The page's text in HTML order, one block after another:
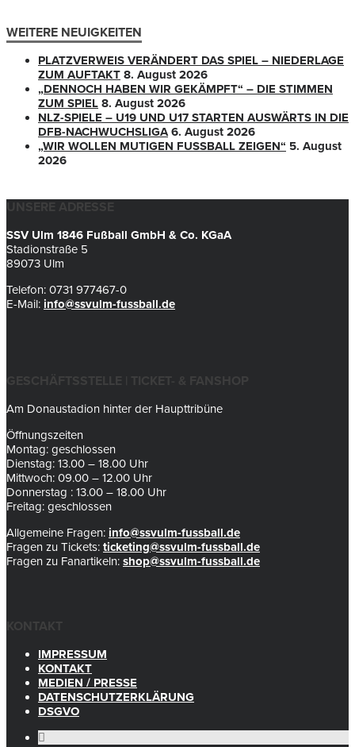
WEITERE NEUIGKEITEN
PLATZVERWEIS VERÄNDERT DAS SPIEL – NIEDERLAGE
ZUM AUFTAKT 8. August 2026
„DENNOCH HABEN WIR GEKÄMPFT“ – DIE STIMMEN
ZUM SPIEL 8. August 2026
NLZ-SPIELE – U19 UND U17 STARTEN AUSWÄRTS IN DIE
DFB-NACHWUCHSLIGA 6. August 2026
„WIR WOLLEN MUTIGEN FUSSBALL ZEIGEN“
5. August
2026
UNSERE ADRESSE
SSV Ulm 1846 Fußball GmbH & Co. KGaA
Stadionstraße 5
89073 Ulm
Telefon: 0731 977467-0
E-Mail: info@ssvulm-fussball.de
GESCHÄFTSSTELLE | TICKET- & FANSHOP
Am Donaustadion hinter der Haupttribüne
Öffnungszeiten
Montag: geschlossen
Dienstag: 13.00 – 18.00 Uhr
Mittwoch: 09.00 – 12.00 Uhr
Donnerstag : 13.00 – 18.00 Uhr
Freitag: geschlossen
Allgemeine Fragen: info@ssvulm-fussball.de
Fragen zu Tickets: ticketing@ssvulm-fussball.de
Fragen zu Fanartikeln: shop@ssvulm-fussball.de
KONTAKT
IMPRESSUM
KONTAKT
MEDIEN / PRESSE
DATENSCHUTZERKLÄRUNG
DSGVO